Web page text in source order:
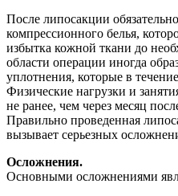
После липосакции
компрессионного белья,
избытка кожной ткани до
области операции иногда
уплотнения, которые в
Физические нагрузки и
не ранее, чем через месяц
Правильно проведенная
вызывает серьезных
Осложнения.
Основными осложнениями